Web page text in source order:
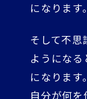
になります。
そして不思
ようになる
になります。
自分が何を